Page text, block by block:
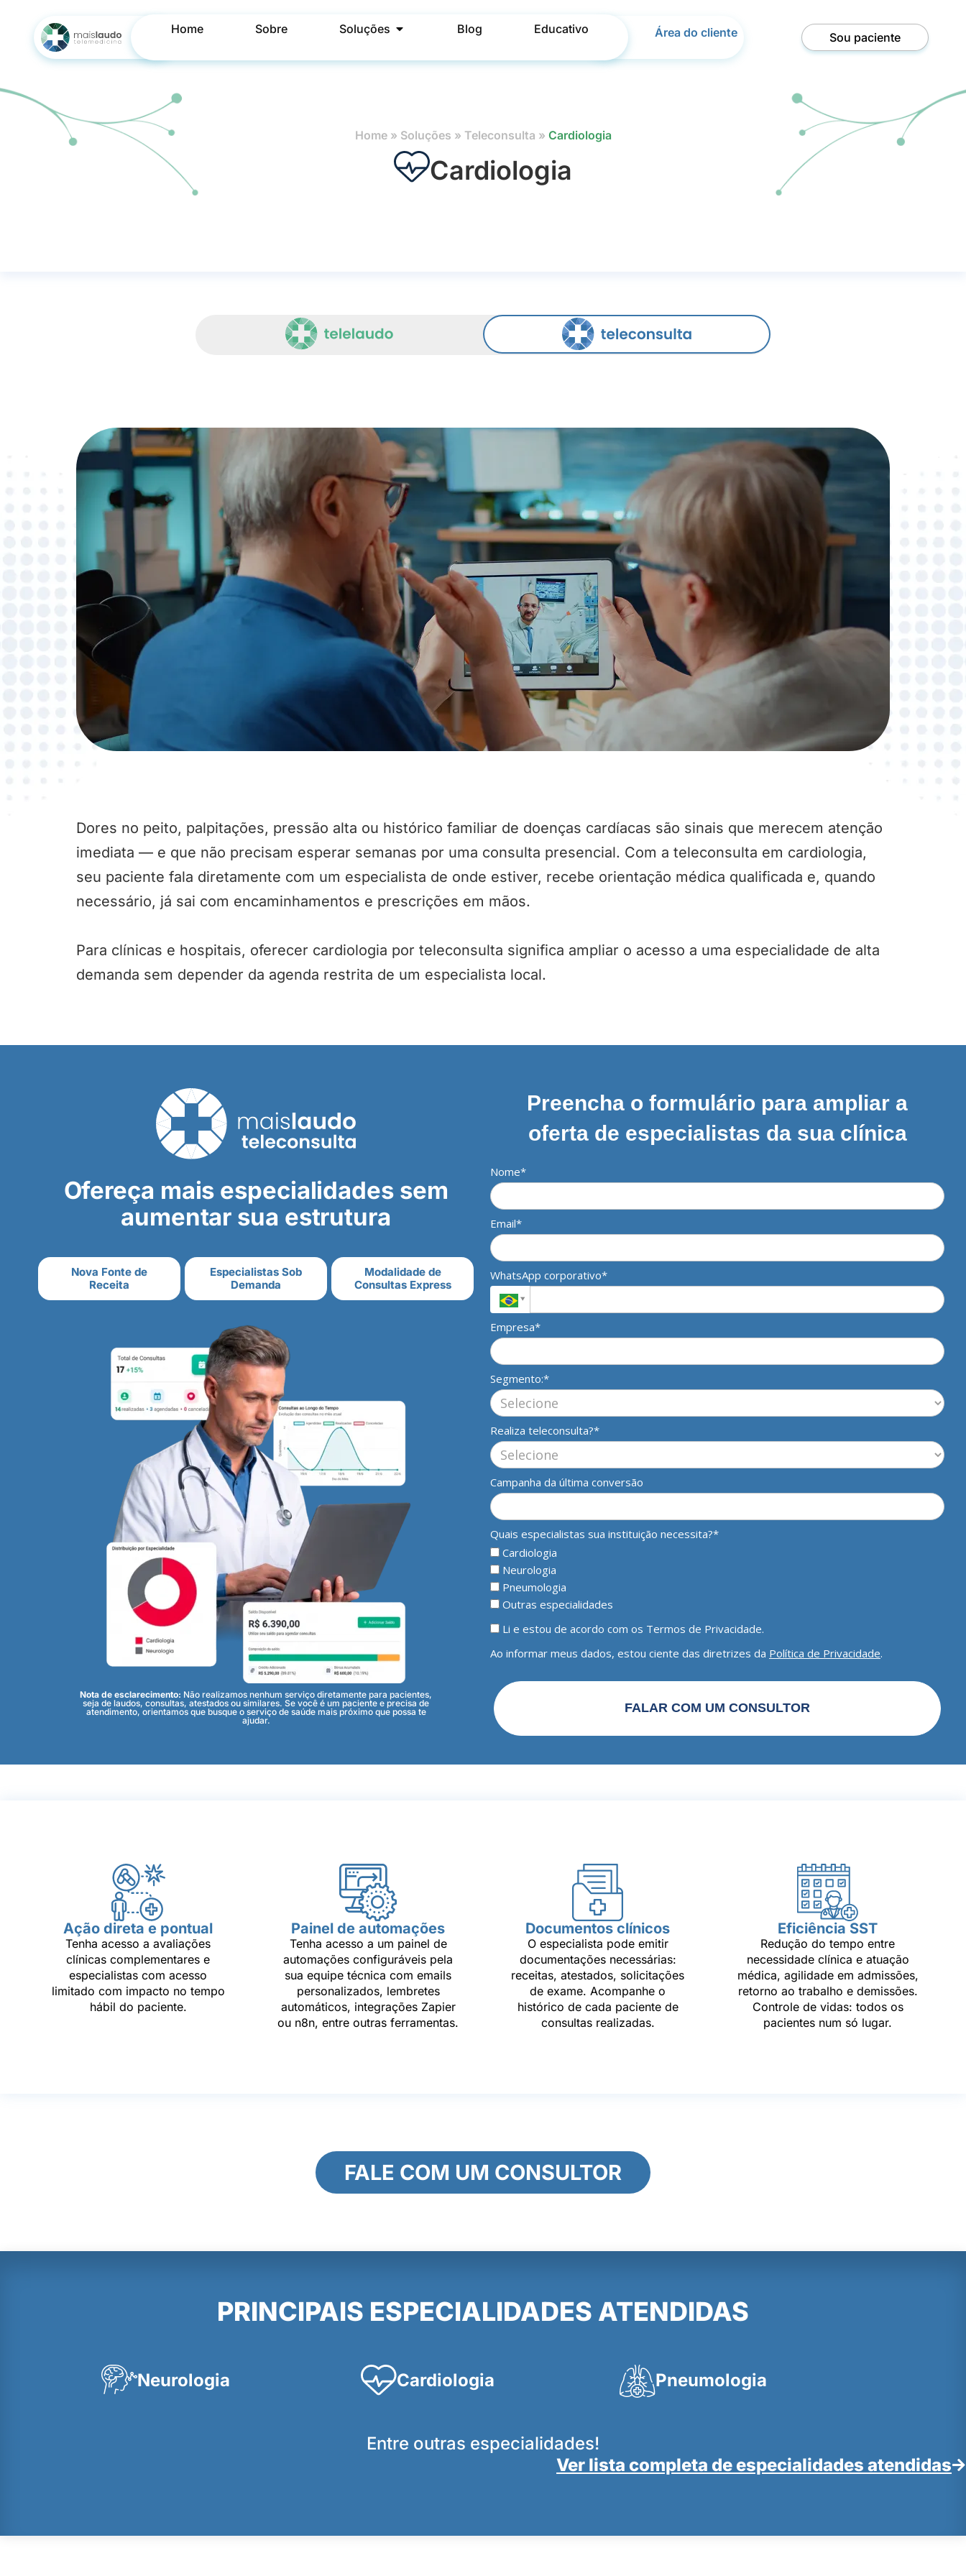
Home Sobre Soluções Blog Educativo Área do cliente Sou paciente
Home» Soluções » Teleconsulta » Cardiologia
Cardiologia
Dores no peito, palpitações, pressão alta ou histórico familiar de doenças cardíacas são sinais que merecem atenção
imediata — e que não precisam esperar semanas por uma consulta presencial. Com a teleconsulta em cardiologia,
seu paciente fala diretamente com um especialista de onde estiver, recebe orientação médica qualificada e, quando
necessário, já sai com encaminhamentos e prescrições em mãos.
Para clínicas e hospitais, oferecer cardiologia por teleconsulta significa ampliar o acesso a uma especialidade de alta
demanda sem depender da agenda restrita de um especialista local.
Ofereça mais especialidades sem
aumentar sua estrutura
Nova Fonte de
Receita
Especialistas Sob
Demanda
Modalidade de
Consultas Express
Nota de esclarecimento: Não realizamos nenhum serviço diretamente para pacientes,
seja de laudos, consultas, atestados ou similares. Se você é um paciente e precisa de
atendimento, orientamos que busque o serviço de saúde mais próximo que possa te
ajudar.
Preencha o formulário para ampliar a
oferta de especialistas da sua clínica
Nome*
Email*
WhatsApp corporativo*
Empresa*
Segmento:*
Realiza teleconsulta?*
Campanha da última conversão
Quais especialistas sua instituição necessita?*
Cardiologia
Neurologia
Pneumologia
Outras especialidades
Li e estou de acordo com os Termos de Privacidade.
Ao informar meus dados, estou ciente das diretrizes da Política de Privacidade.
FALAR COM UM CONSULTOR
Ação direta e pontual
Tenha acesso a avaliações
clínicas complementares e
especialistas com acesso
limitado com impacto no tempo
hábil do paciente.
Painel de automações
Tenha acesso a um painel de
automações configuráveis pela
sua equipe técnica com emails
personalizados, lembretes
automáticos, integrações Zapier
ou n8n, entre outras ferramentas.
Documentos clínicos
O especialista pode emitir
documentações necessárias:
receitas, atestados, solicitações
de exame. Acompanhe o
histórico de cada paciente de
consultas realizadas.
Eficiência SST
Redução do tempo entre
necessidade clínica e atuação
médica, agilidade em admissões,
retorno ao trabalho e demissões.
Controle de vidas: todos os
pacientes num só lugar.
FALE COM UM CONSULTOR
PRINCIPAIS ESPECIALIDADES ATENDIDAS
Neurologia Cardiologia Pneumologia
Entre outras especialidades!
Ver lista completa de especialidades atendidas